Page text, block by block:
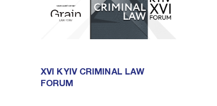
XVI KYIV CRIMINAL LAW
FORUM